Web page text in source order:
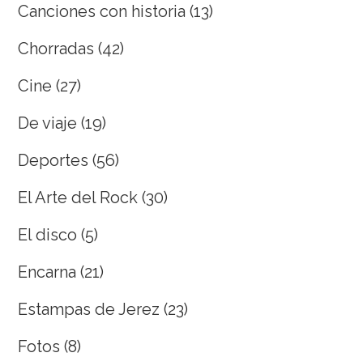
Canciones con historia (13)
Chorradas (42)
Cine (27)
De viaje (19)
Deportes (56)
El Arte del Rock (30)
El disco (5)
Encarna (21)
Estampas de Jerez (23)
Fotos (8)